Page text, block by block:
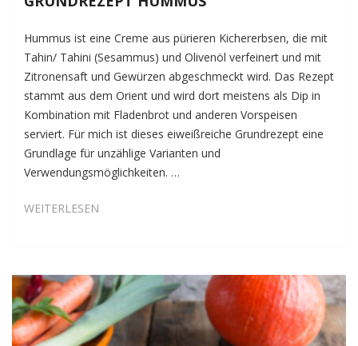
Hummus ist eine Creme aus pürieren Kichererbsen, die mit
Tahin/ Tahini (Sesammus) und Olivenöl verfeinert und mit
Zitronensaft und Gewürzen abgeschmeckt wird. Das Rezept
stammt aus dem Orient und wird dort meistens als Dip in
Kombination mit Fladenbrot und anderen Vorspeisen
serviert. Für mich ist dieses eiweißreiche Grundrezept eine
Grundlage für unzählige Varianten und
Verwendungsmöglichkeiten. …
WEITERLESEN